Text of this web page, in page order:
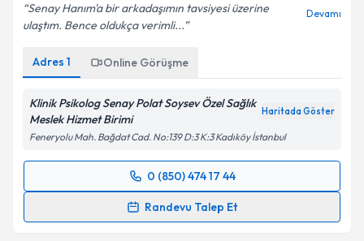
Senay Hanım'a bir arkadaşımın tavsiyesi üzerine
ulaştım. Bence oldukça verimli...
Devamı
Adres 1 Online Görüşme
Klinik Psikolog Senay Polat Soysev Özel Sağlık
Meslek Hizmet Birimi
Haritada Göster
Feneryolu Mah. Bağdat Cad. No:139 D:3 K:3 Kadıköy İstanbul
0 (850) 474 17 44
Randevu Talep Et
Randevu Takvimi Talebi